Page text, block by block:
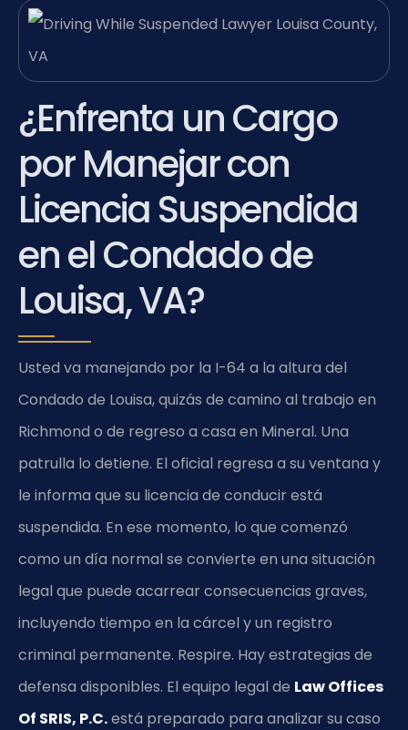
¿Enfrenta un Cargo
por Manejar con
Licencia Suspendida
en el Condado de
Louisa, VA?
Usted va manejando por la I-64 a la altura del
Condado de Louisa, quizás de camino al trabajo en
Richmond o de regreso a casa en Mineral. Una
patrulla lo detiene. El oficial regresa a su ventana y
le informa que su licencia de conducir está
suspendida. En ese momento, lo que comenzó
como un día normal se convierte en una situación
legal que puede acarrear consecuencias graves,
incluyendo tiempo en la cárcel y un registro
criminal permanente. Respire. Hay estrategias de
defensa disponibles. El equipo legal de Law Offices
Of SRIS, P.C.está preparado para analizar su caso